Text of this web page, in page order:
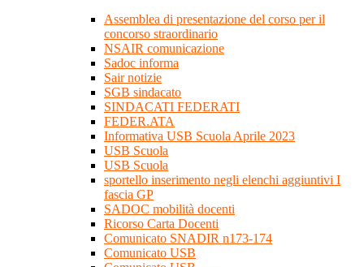
Assemblea di presentazione del corso per il
concorso straordinario
NSAIR comunicazione
Sadoc informa
Sair notizie
SGB sindacato
SINDACATI FEDERATI
FEDER.ATA
Informativa USB Scuola Aprile 2023
USB Scuola
USB Scuola
sportello inserimento negli elenchi aggiuntivi I
fascia GP
SADOC mobilità docenti
Ricorso Carta Docenti
Comunicato SNADIR n173-174
Comunicato USB